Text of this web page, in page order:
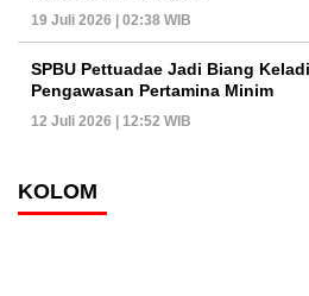
19 Juli 2026 | 02:38 WIB
SPBU Pettuadae Jadi Biang
Pengawasan Pertamina Minim
12 Juli 2026 | 12:52 WIB
KOLOM